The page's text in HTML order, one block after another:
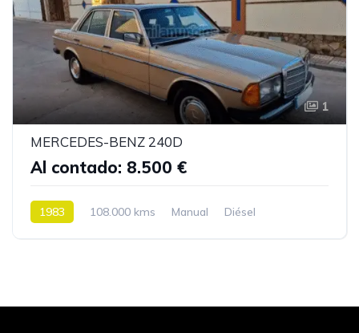
1
MERCEDES-BENZ 240D
Al contado: 8.500 €
1983 108.000 kms Manual Diésel